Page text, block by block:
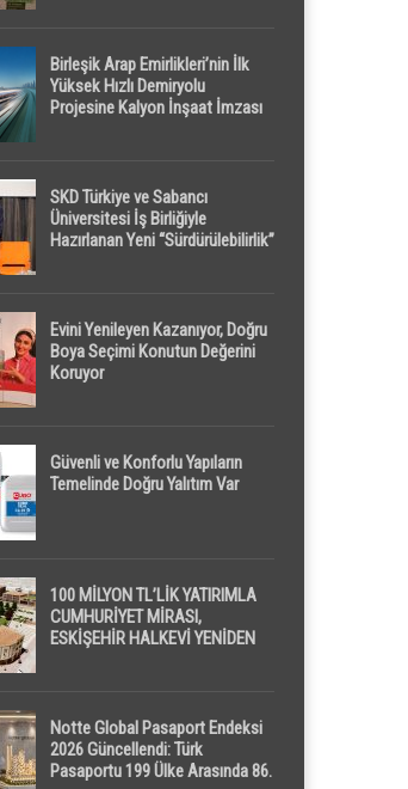
Birleşik Arap Emirlikleri’nin İlk
Yüksek Hızlı Demiryolu
Projesine Kalyon İnşaat İmzası
SKD Türkiye ve Sabancı
Üniversitesi İş Birliğiyle
Hazırlanan Yeni “Sürdürülebilirlik”
Evini Yenileyen Kazanıyor, Doğru
Boya Seçimi Konutun Değerini
Koruyor
Güvenli ve Konforlu Yapıların
Temelinde Doğru Yalıtım Var
100 MİLYON TL’LİK YATIRIMLA
CUMHURİYET MİRASI,
ESKİŞEHİR HALKEVİ YENİDEN
Notte Global Pasaport Endeksi
2026 Güncellendi: Türk
Pasaportu 199 Ülke Arasında 86.